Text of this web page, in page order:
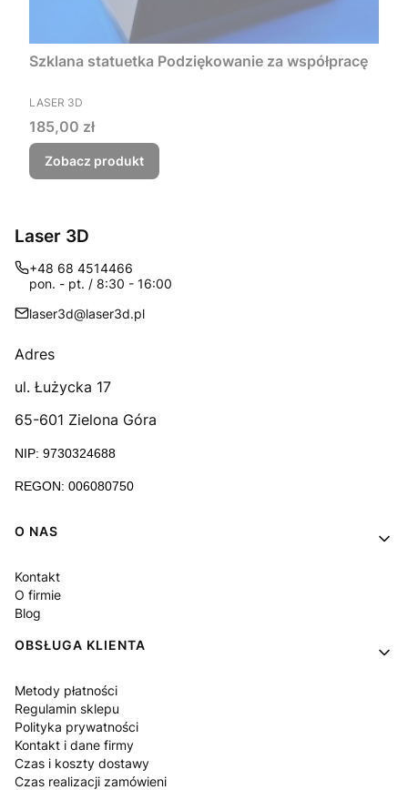
Szklana statuetka Podziękowanie za współpracę
PRODUCENT
LASER 3D
Cena
185,00 zł
Zobacz produkt
Laser 3D
+48 68 4514466
pon. - pt. / 8:30 - 16:00
laser3d@laser3d.pl
Adres
ul. Łużycka 17
65-601 Zielona Góra
NIP: 9730324688
REGON: 006080750
Linki w stopce
O NAS
Kontakt
O firmie
Blog
OBSŁUGA KLIENTA
Metody płatności
Regulamin sklepu
Polityka prywatności
Kontakt i dane firmy
Czas i koszty dostawy
Czas realizacji zamówieni